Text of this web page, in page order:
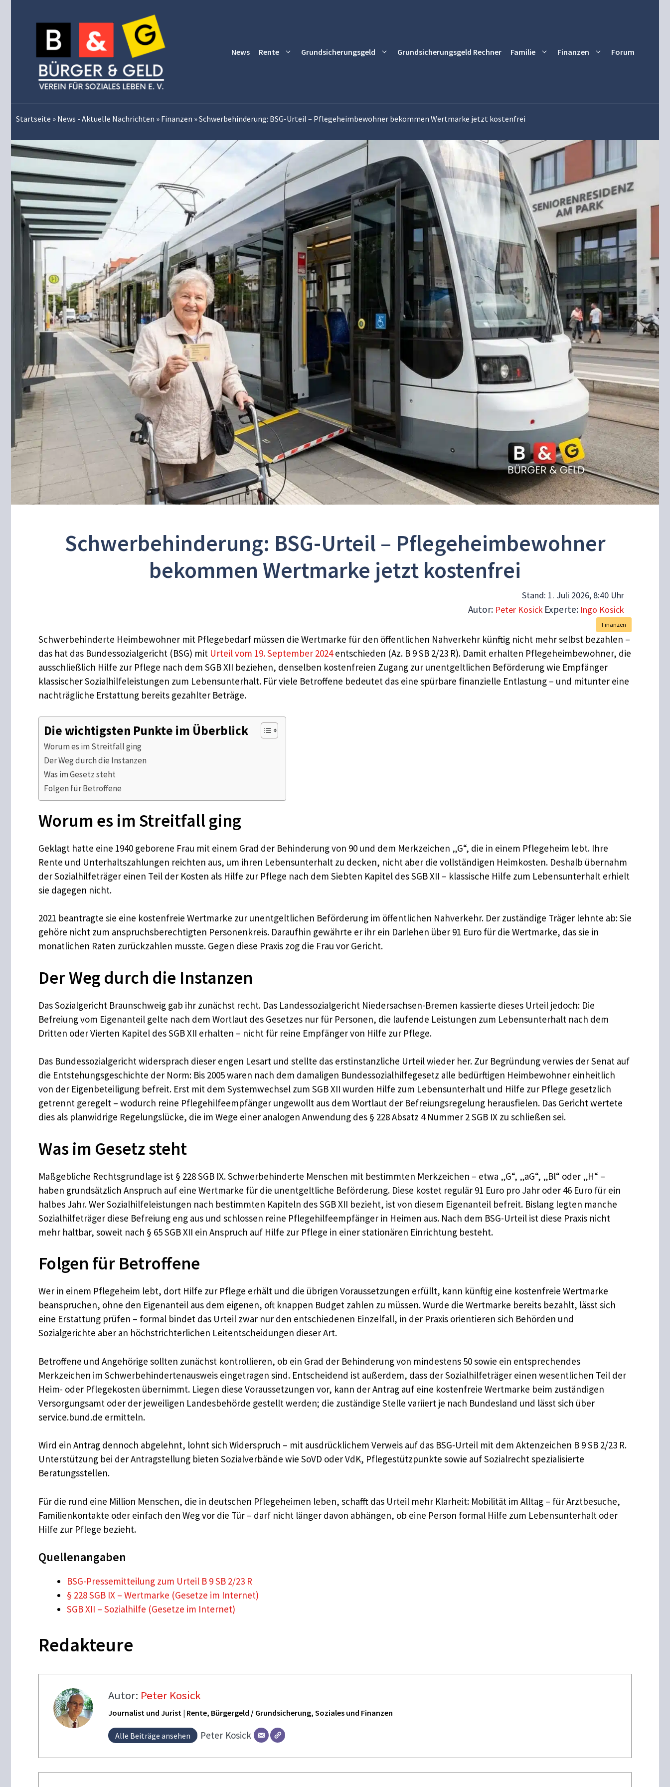
News Rente Grundsicherungsgeld Grundsicherungsgeld Rechner Familie Finanzen Forum
Startseite » News - Aktuelle Nachrichten » Finanzen »Schwerbehinderung: BSG-Urteil – Pflegeheimbewohner bekommen Wertmarke jetzt kostenfrei
Schwerbehinderung: BSG-Urteil – Pflegeheimbewohner
bekommen Wertmarke jetzt kostenfrei
Stand: 1. Juli 2026, 8:40 Uhr
Autor: Peter Kosick Experte: Ingo Kosick
Finanzen
Schwerbehinderte Heimbewohner mit Pflegebedarf müssen die Wertmarke für den öffentlichen Nahverkehr künftig nicht mehr selbst bezahlen –
das hat das Bundessozialgericht (BSG) mit Urteil vom 19. September 2024entschieden (Az. B 9 SB 2/23 R). Damit erhalten Pflegeheimbewohner, die
ausschließlich Hilfe zur Pflege nach dem SGB XII beziehen, denselben kostenfreien Zugang zur unentgeltlichen Beförderung wie Empfänger
klassischer Sozialhilfeleistungen zum Lebensunterhalt. Für viele Betroffene bedeutet das eine spürbare finanzielle Entlastung – und mitunter eine
nachträgliche Erstattung bereits gezahlter Beträge.
Die wichtigsten Punkte im Überblick
Worum es im Streitfall ging
Der Weg durch die Instanzen
Was im Gesetz steht
Folgen für Betroffene
Worum es im Streitfall ging
Geklagt hatte eine 1940 geborene Frau mit einem Grad der Behinderung von 90 und dem Merkzeichen „G“, die in einem Pflegeheim lebt. Ihre
Rente und Unterhaltszahlungen reichten aus, um ihren Lebensunterhalt zu decken, nicht aber die vollständigen Heimkosten. Deshalb übernahm
der Sozialhilfeträger einen Teil der Kosten als Hilfe zur Pflege nach dem Siebten Kapitel des SGB XII – klassische Hilfe zum Lebensunterhalt erhielt
sie dagegen nicht.
2021 beantragte sie eine kostenfreie Wertmarke zur unentgeltlichen Beförderung im öffentlichen Nahverkehr. Der zuständige Träger lehnte ab: Sie
gehöre nicht zum anspruchsberechtigten Personenkreis. Daraufhin gewährte er ihr ein Darlehen über 91 Euro für die Wertmarke, das sie in
monatlichen Raten zurückzahlen musste. Gegen diese Praxis zog die Frau vor Gericht.
Der Weg durch die Instanzen
Das Sozialgericht Braunschweig gab ihr zunächst recht. Das Landessozialgericht Niedersachsen-Bremen kassierte dieses Urteil jedoch: Die
Befreiung vom Eigenanteil gelte nach dem Wortlaut des Gesetzes nur für Personen, die laufende Leistungen zum Lebensunterhalt nach dem
Dritten oder Vierten Kapitel des SGB XII erhalten – nicht für reine Empfänger von Hilfe zur Pflege.
Das Bundessozialgericht widersprach dieser engen Lesart und stellte das erstinstanzliche Urteil wieder her. Zur Begründung verwies der Senat auf
die Entstehungsgeschichte der Norm: Bis 2005 waren nach dem damaligen Bundessozialhilfegesetz alle bedürftigen Heimbewohner einheitlich
von der Eigenbeteiligung befreit. Erst mit dem Systemwechsel zum SGB XII wurden Hilfe zum Lebensunterhalt und Hilfe zur Pflege gesetzlich
getrennt geregelt – wodurch reine Pflegehilfeempfänger ungewollt aus dem Wortlaut der Befreiungsregelung herausfielen. Das Gericht wertete
dies als planwidrige Regelungslücke, die im Wege einer analogen Anwendung des § 228 Absatz 4 Nummer 2 SGB IX zu schließen sei.
Was im Gesetz steht
Maßgebliche Rechtsgrundlage ist § 228 SGB IX. Schwerbehinderte Menschen mit bestimmten Merkzeichen – etwa „G“, „aG“, „Bl“ oder „H“ –
haben grundsätzlich Anspruch auf eine Wertmarke für die unentgeltliche Beförderung. Diese kostet regulär 91 Euro pro Jahr oder 46 Euro für ein
halbes Jahr. Wer Sozialhilfeleistungen nach bestimmten Kapiteln des SGB XII bezieht, ist von diesem Eigenanteil befreit. Bislang legten manche
Sozialhilfeträger diese Befreiung eng aus und schlossen reine Pflegehilfeempfänger in Heimen aus. Nach dem BSG-Urteil ist diese Praxis nicht
mehr haltbar, soweit nach § 65 SGB XII ein Anspruch auf Hilfe zur Pflege in einer stationären Einrichtung besteht.
Folgen für Betroffene
Wer in einem Pflegeheim lebt, dort Hilfe zur Pflege erhält und die übrigen Voraussetzungen erfüllt, kann künftig eine kostenfreie Wertmarke
beanspruchen, ohne den Eigenanteil aus dem eigenen, oft knappen Budget zahlen zu müssen. Wurde die Wertmarke bereits bezahlt, lässt sich
eine Erstattung prüfen – formal bindet das Urteil zwar nur den entschiedenen Einzelfall, in der Praxis orientieren sich Behörden und
Sozialgerichte aber an höchstrichterlichen Leitentscheidungen dieser Art.
Betroffene und Angehörige sollten zunächst kontrollieren, ob ein Grad der Behinderung von mindestens 50 sowie ein entsprechendes
Merkzeichen im Schwerbehindertenausweis eingetragen sind. Entscheidend ist außerdem, dass der Sozialhilfeträger einen wesentlichen Teil der
Heim- oder Pflegekosten übernimmt. Liegen diese Voraussetzungen vor, kann der Antrag auf eine kostenfreie Wertmarke beim zuständigen
Versorgungsamt oder der jeweiligen Landesbehörde gestellt werden; die zuständige Stelle variiert je nach Bundesland und lässt sich über
service.bund.de ermitteln.
Wird ein Antrag dennoch abgelehnt, lohnt sich Widerspruch – mit ausdrücklichem Verweis auf das BSG-Urteil mit dem Aktenzeichen B 9 SB 2/23 R.
Unterstützung bei der Antragstellung bieten Sozialverbände wie SoVD oder VdK, Pflegestützpunkte sowie auf Sozialrecht spezialisierte
Beratungsstellen.
Für die rund eine Million Menschen, die in deutschen Pflegeheimen leben, schafft das Urteil mehr Klarheit: Mobilität im Alltag – für Arztbesuche,
Familienkontakte oder einfach den Weg vor die Tür – darf nicht länger davon abhängen, ob eine Person formal Hilfe zum Lebensunterhalt oder
Hilfe zur Pflege bezieht.
Quellenangaben
BSG-Pressemitteilung zum Urteil B 9 SB 2/23 R
§ 228 SGB IX – Wertmarke (Gesetze im Internet)
SGB XII – Sozialhilfe (Gesetze im Internet)
Redakteure
Autor: Peter Kosick
Journalist und Jurist | Rente, Bürgergeld / Grundsicherung, Soziales und Finanzen
Alle Beiträge ansehen Peter Kosick